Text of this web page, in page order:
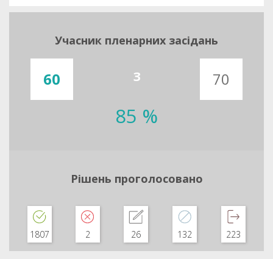
Учасник пленарних засідань
60 З 70
85 %
Рішень проголосовано
1807 2 26 132 223